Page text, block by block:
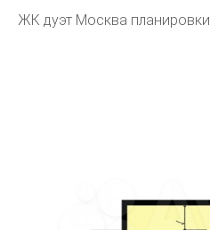
ЖК дуэт Москва планировки